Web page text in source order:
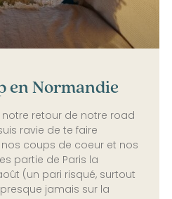
en Normandie
retour de notre road
ravie de te faire
coups de coeur et nos
partie de Paris la
(un pari risqué, surtout
jamais sur la